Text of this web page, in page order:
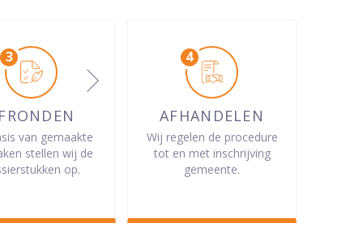
van gemaakte
stellen wij de
op.
AFHANDELEN
Wij regelen de procedure
tot en met inschrijving
gemeente.